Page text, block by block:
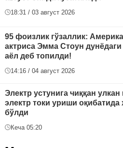
18:31 / 03 август 2026
95 фоизлик гўзаллик:
актриса Эмма Стоун дунёдаги
аёл деб топилди!
14:16 / 04 август 2026
Электр устунига чиққан улкан
электр токи уриши оқибатида
бўлди
Кеча 05:20